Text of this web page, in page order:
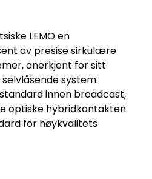
LEMO en
av presise sirkulære
anerkjent for sitt
system.
innen broadcast,
optiske hybridkontakten
for høykvalitets